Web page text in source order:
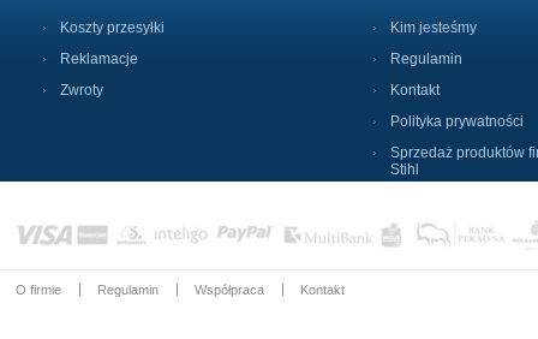
Koszty przesyłki
Reklamacje
Zwroty
Kim jesteśmy
Regulamin
Kontakt
Polityka prywatności
Sprzedaż produktów
Stihl
O firmie Regulamin Współpraca Kontakt